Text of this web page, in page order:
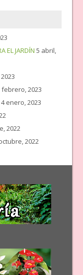
EL JARDÍN 5 abril,
febrero, 2023
4 enero, 2023
2022
2022